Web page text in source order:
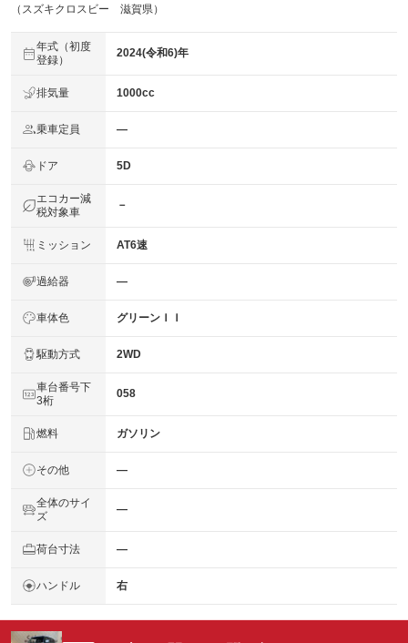
（スズキクロスビー 滋賀県）
年式（初度
登録）
2024(令和6)年
排気量 1000cc
乗車定員 ―
ドア 5D
エコカー減
税対象車
－
ミッション AT6速
過給器 ―
車体色 グリーンＩＩ
駆動方式 2WD
車台番号下
3桁
058
燃料 ガソリン
その他 ―
全体のサイ
ズ
―
荷台寸法 ―
ハンドル 右